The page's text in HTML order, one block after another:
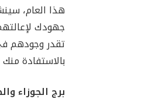
هذا العام،
جهودك
تقدر وجودهم
بالاستفادة
برج الجوزاء